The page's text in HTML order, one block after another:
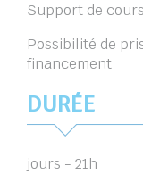
Support de
Possibilité de
financement
DURÉE
jours - 21h